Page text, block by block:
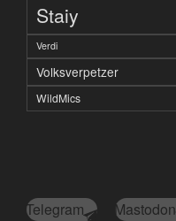
Staiy
Verdi
Volksverpetzer
WildMics
Telegram Mastodon